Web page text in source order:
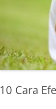
10 Cara